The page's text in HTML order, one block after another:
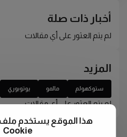
أخبار ذات صلة
لم يتم العثور على أي مقالات
المزيد
ستوكهولم مالمو يوتوبوري
لم يتم العثور على أي مقالات
هذا الموقع يستخدم ملف
Cookie